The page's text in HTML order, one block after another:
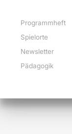
Programmheft
Spielorte
Newsletter
Pädagogik